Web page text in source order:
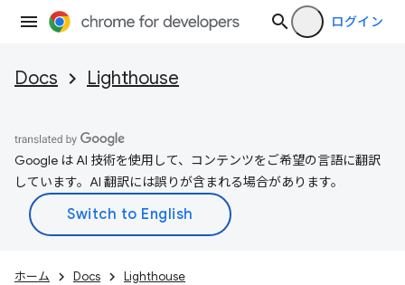
ログイン
Docs Lighthouse
Google は AI 技術を使用して、コンテンツをご希望の言語に翻訳
しています。AI 翻訳には誤りが含まれる場合があります。
ホーム Docs Lighthouse